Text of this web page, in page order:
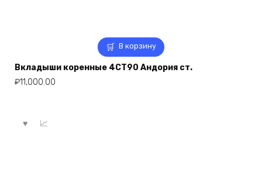
В корзину
Вкладыши коренные 4СТ90 Андория ст.
₽11,000.00